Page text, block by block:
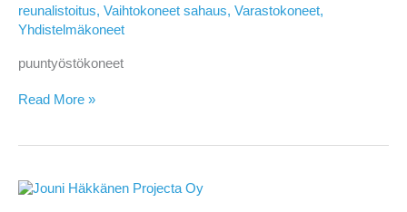
reunalistoitus, Vaihtokoneet sahaus, Varastokoneet,
Yhdistelmäkoneet
puuntyöstökoneet
Petri
Read More »